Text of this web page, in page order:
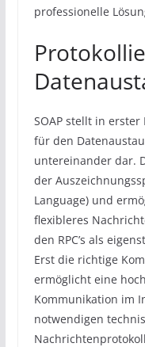
professionelle
SOAP stellt in
für den
untereinander dar.
der
Language) und
flexibleres
den RPC’s als
Erst die richtige
ermöglicht eine
Kommunikation im
notwendigen